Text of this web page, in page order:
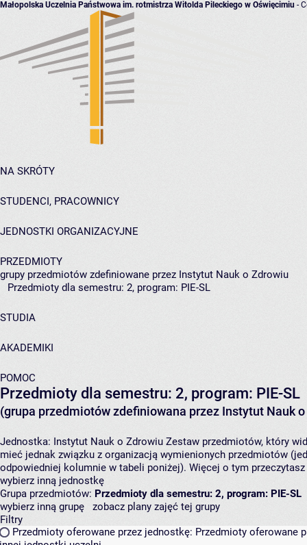
Małopolska Uczelnia Państwowa im. rotmistrza Witolda Pileckiego w Oświęcimiu -
NA SKRÓTY
STUDENCI, PRACOWNICY
JEDNOSTKI ORGANIZACYJNE
PRZEDMIOTY
grupy przedmiotów zdefiniowane przez Instytut Nauk o Zdrowiu
Przedmioty dla semestru: 2, program: PIE-SL
STUDIA
AKADEMIKI
POMOC
Przedmioty dla semestru: 2, program: PIE-SL
(grupa przedmiotów zdefiniowana przez Instytut Nauk
Jednostka: Instytut Nauk o Zdrowiu Zestaw przedmiotów, który
mieć jednak związku z organizacją wymienionych przedmiotów
odpowiedniej kolumnie w tabeli poniżej). Więcej o tym
wybierz inną jednostkę
Grupa przedmiotów: Przedmioty dla semestru: 2, program: PIE-SL
wybierz inną grupę
zobacz plany zajęć tej grupy
Filtry
Przedmioty oferowane przez jednostkę: Przedmioty oferowane